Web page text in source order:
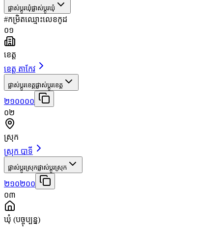
ផ្លាស់ប្តូរឃុំផ្លាស់ប្តូរឃុំ
#កម្រិតឈ្មោះលេខកូដ
០១
ខេត្ត
ខេត្ត តាកែវ
ផ្លាស់ប្តូរខេត្តផ្លាស់ប្តូរខេត្ត
២១០០០០
០២
ស្រុក
ស្រុក បាទី
ផ្លាស់ប្តូរស្រុកផ្លាស់ប្តូរស្រុក
២១០២០០
០៣
ឃុំ (បច្ចុប្បន្ន)